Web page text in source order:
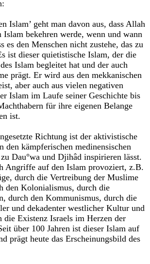
geht man davon aus, dass Allah
Islam bekehren werde, wenn und wann
es den Menschen nicht zustehe, das zu
ist dieser quietistische Islam, der die
Islam begleitet hat und der auch
prägt. Er wird aus den mekkanischen
aber auch aus vielen negativen
Islam im Laufe seiner Geschichte bis
für ihre eigenen Belange
ist.
Richtung ist der aktivistische
den kämpferischen medinensischen
Dau°wa und Djihâd inspirieren lässt.
Angriffe auf den Islam provoziert, z.B.
durch die Vertreibung der Muslime
den Kolonialismus, durch die
durch den Kommunismus, durch die
und dekadenter westlicher Kultur und
die Existenz Israels im Herzen der
über 100 Jahren ist dieser Islam auf
prägt heute das Erscheinungsbild des